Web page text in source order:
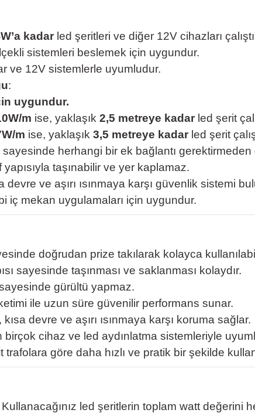
kadar led şeritleri ve diğer 12V cihazları
sistemleri beslemek için uygundur.
ve 12V sistemlerle uyumludur.
:
uygundur.
m ise, yaklaşık 2,5 metreye kadar led şerit
m ise, yaklaşık 3,5 metreye kadar led şerit
sayesinde herhangi bir ek bağlantı
taşınabilir ve yer kaplamaz.
devre ve aşırı ısınmaya karşı güvenlik sistemi
iç mekan uygulamaları için uygundur.
doğrudan prize takılarak kolayca
sayesinde taşınması ve saklanması kolaydır.
sayesinde gürültü yapmaz.
ile uzun süre güvenilir performans sunar.
kısa devre ve aşırı ısınmaya karşı koruma sağlar.
birçok cihaz ve led aydınlatma sistemleriyle
trafolara göre daha hızlı ve pratik bir şekilde
Kullanacağınız led şeritlerin toplam watt değerini